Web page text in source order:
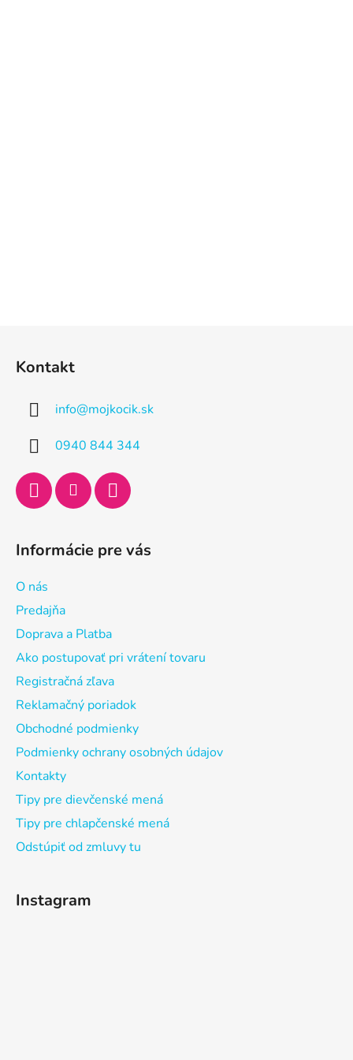
Kontakt
info@mojkocik.sk
0940 844 344
Informácie pre vás
O nás
Predajňa
Doprava a Platba
Ako postupovať pri vrátení tovaru
Registračná zľava
Reklamačný poriadok
Obchodné podmienky
Podmienky ochrany osobných údajov
Kontakty
Tipy pre dievčenské mená
Tipy pre chlapčenské mená
Odstúpiť od zmluvy tu
Instagram